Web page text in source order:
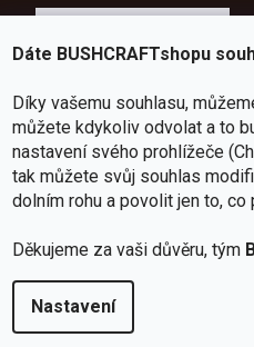
Dáte BUSHCRAFTshopu
Díky vašemu souhlasu,
můžete kdykoliv odvolat a to
nastavení svého prohlížeče
tak můžete svůj souhlas
dolním rohu a povolit jen to, co
Děkujeme za vaši důvěru, tým
Nastavení